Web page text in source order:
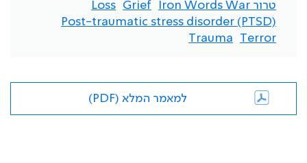
טרור Iron Words War
Grief
Loss
Post-traumatic stress disorder (PTSD)
Terror
Trauma
למאמר המלא (PDF)